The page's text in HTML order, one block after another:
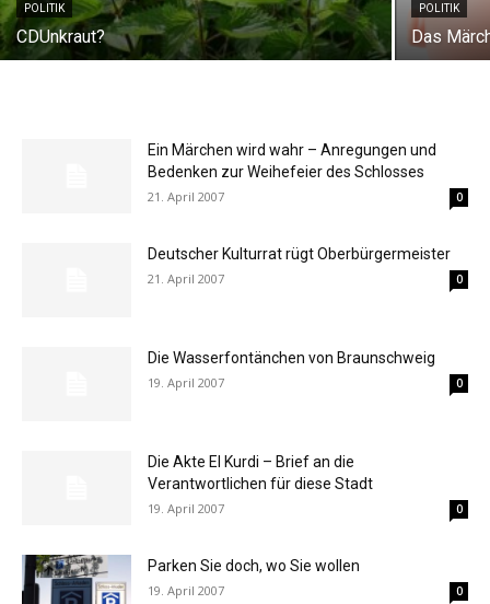
POLITIK
CDUnkraut?
POLITIK
Das
Ein Märchen wird wahr – Anregungen und
Bedenken zur Weihefeier des Schlosses
21. April 2007 0
Deutscher Kulturrat rügt Oberbürgermeister
21. April 2007 0
Die Wasserfontänchen von Braunschweig
19. April 2007 0
Die Akte El Kurdi – Brief an die
Verantwortlichen für diese Stadt
19. April 2007 0
Parken Sie doch, wo Sie wollen
19. April 2007 0